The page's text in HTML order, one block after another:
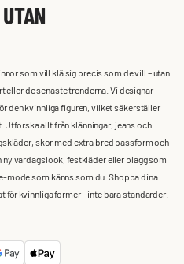
som vill klä sig precis som de vill – utan
de senaste trenderna. Vi designar
den kvinnliga figuren, vilket säkerställer
Utforska allt från klänningar, jeans och
skor med extra bred passform och
vardagslook, festkläder eller plagg som
mode som känns som du. Shoppa dina
kvinnliga former – inte bara standarder.